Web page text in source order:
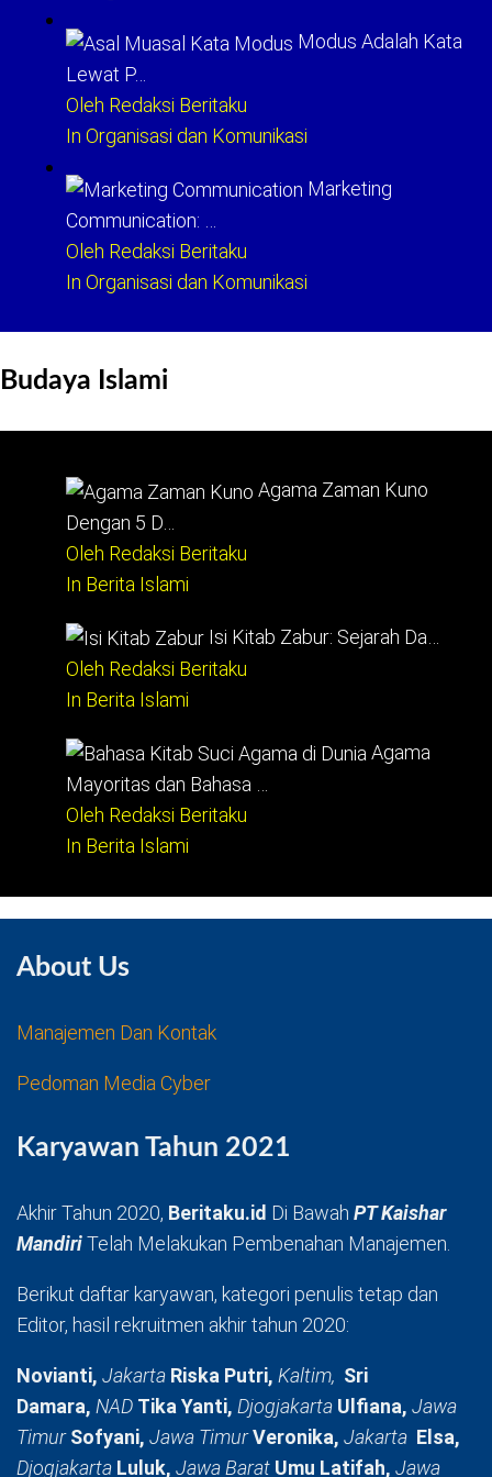
Modus Adalah Kata
Lewat P…
Oleh Redaksi Beritaku
In Organisasi dan Komunikasi
Marketing
Communication: …
Oleh Redaksi Beritaku
In Organisasi dan Komunikasi
Budaya Islami
Agama Zaman Kuno
Dengan 5 D…
Oleh Redaksi Beritaku
In Berita Islami
Isi Kitab Zabur: Sejarah Da…
Oleh Redaksi Beritaku
In Berita Islami
Agama
Mayoritas dan Bahasa …
Oleh Redaksi Beritaku
In Berita Islami
About Us
Manajemen Dan Kontak
Pedoman Media Cyber
Karyawan Tahun 2021
Akhir Tahun 2020, Beritaku.id Di Bawah PT Kaishar
MandiriTelah Melakukan Pembenahan Manajemen.
Berikut daftar karyawan, kategori penulis tetap dan
Editor, hasil rekruitmen akhir tahun 2020:
Novianti, Jakarta Riska Putri, Kaltim, Sri
Damara, NAD Tika Yanti, Djogjakarta Ulfiana, Jawa
TimurSofyani, Jawa TimurVeronika, Jakarta Elsa,
Djogjakarta Luluk, Jawa Barat Umu Latifah, Jawa